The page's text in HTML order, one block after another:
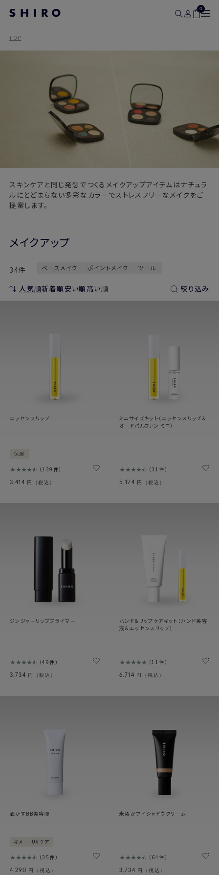
0
TOP
スキンケアと同じ発想でつくるメイクアップアイテムはナチュラ
ルにとどまらない多彩なカラーでストレスフリーなメイクをご
提案します。
メイクアップ
34件 ベースメイク ポイントメイク ツール
人気順新着順安い順高い順 絞り込み
エッセンスリップ
保湿
139件
3,414 円（税込）
ミニサイズキット（エッセンスリップ＆
オードパルファン ミニ）
31件
5,174 円（税込）
ジンジャーリッププライマー
49件
3,734 円（税込）
ハンド＆リップケアキット（ハンド美容
液＆エッセンスリップ）
11件
6,714 円（税込）
酒かすBB美容液
キメ UVケア
35件
4,290 円（税込）
米ぬかアイシャドウクリーム
64件
3,734 円（税込）